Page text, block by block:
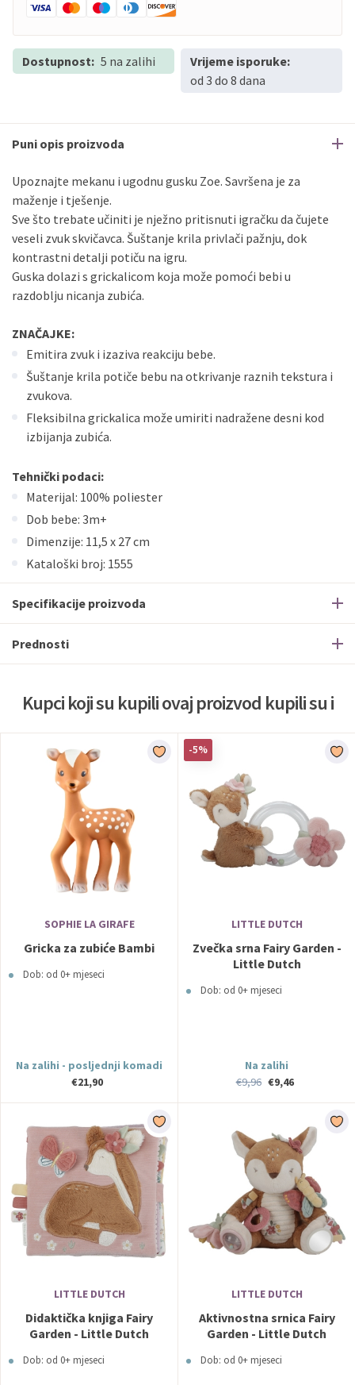
Dostupnost: 5 na zalihi
Vrijeme isporuke:
od 3 do 8 dana
Puni opis proizvoda
Upoznajte mekanu i ugodnu gusku Zoe. Savršena je za
maženje i tješenje.
Sve što trebate učiniti je nježno pritisnuti igračku da čujete
veseli zvuk skvičavca. Šuštanje krila privlači pažnju, dok
kontrastni detalji potiču na igru.
Guska dolazi s grickalicom koja može pomoći bebi u
razdoblju nicanja zubića.
ZNAČAJKE:
Emitira zvuk i izaziva reakciju bebe.
Šuštanje krila potiče bebu na otkrivanje raznih tekstura i
zvukova.
Fleksibilna grickalica može umiriti nadražene desni kod
izbijanja zubića.
Tehnički podaci:
Materijal: 100% poliester
Dob bebe: 3m+
Dimenzije: 11,5 x 27 cm
Kataloški broj: 1555
Specifikacije proizvoda
Prednosti
Kupci koji su kupili ovaj proizvod kupili su i
SOPHIE LA GIRAFE
Gricka za zubiće Bambi
Dob: od 0+ mjeseci
Na zalihi - posljednji komadi
€21,90
-5%
LITTLE DUTCH
Zvečka srna Fairy Garden -
Little Dutch
Dob: od 0+ mjeseci
Na zalihi
€9,96 €9,46
LITTLE DUTCH
Didaktička knjiga Fairy
Garden - Little Dutch
Dob: od 0+ mjeseci
LITTLE DUTCH
Aktivnostna srnica Fairy
Garden - Little Dutch
Dob: od 0+ mjeseci